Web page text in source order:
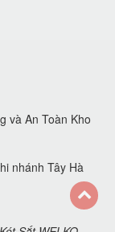
và An Toàn Kho
nhánh Tây Hà